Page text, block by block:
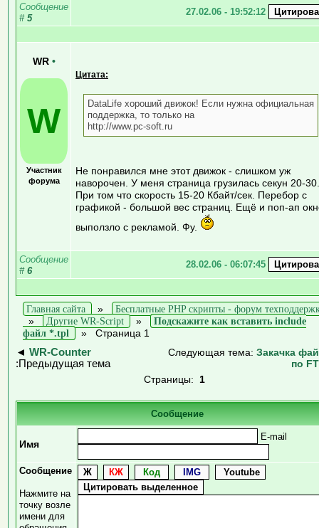
Сообщение
# 5
27.02.06 - 19:52:12
WR •
W
Участник
форума
Цитата:
DataLife хороший движок! Если нужна официальная
поддержка, то только на
http://www.pc-soft.ru
Не понравился мне этот движок - слишком уж
наворочен. У меня страница грузилась секун 20-30.
При том что скорость 15-20 Кбайт/сек. Перебор с
графикой - большой вес страниц. Ещё и поп-ап
выползло с рекламой. Фу.
Сообщение
# 6
28.02.06 - 06:07:45
Главная сайта »
Бесплатные PHP скрипты - форум
»
Другие WR-Script »
Подскажите как вставить include
файл *.tpl
» Страница 1
◄ WR-Counter
:Предыдущая тема
Следующая тема: Закачка
по
Страницы: 1
Сообщение
Имя
E-mail
Сообщение
Нажмите на
точку возле
имени для